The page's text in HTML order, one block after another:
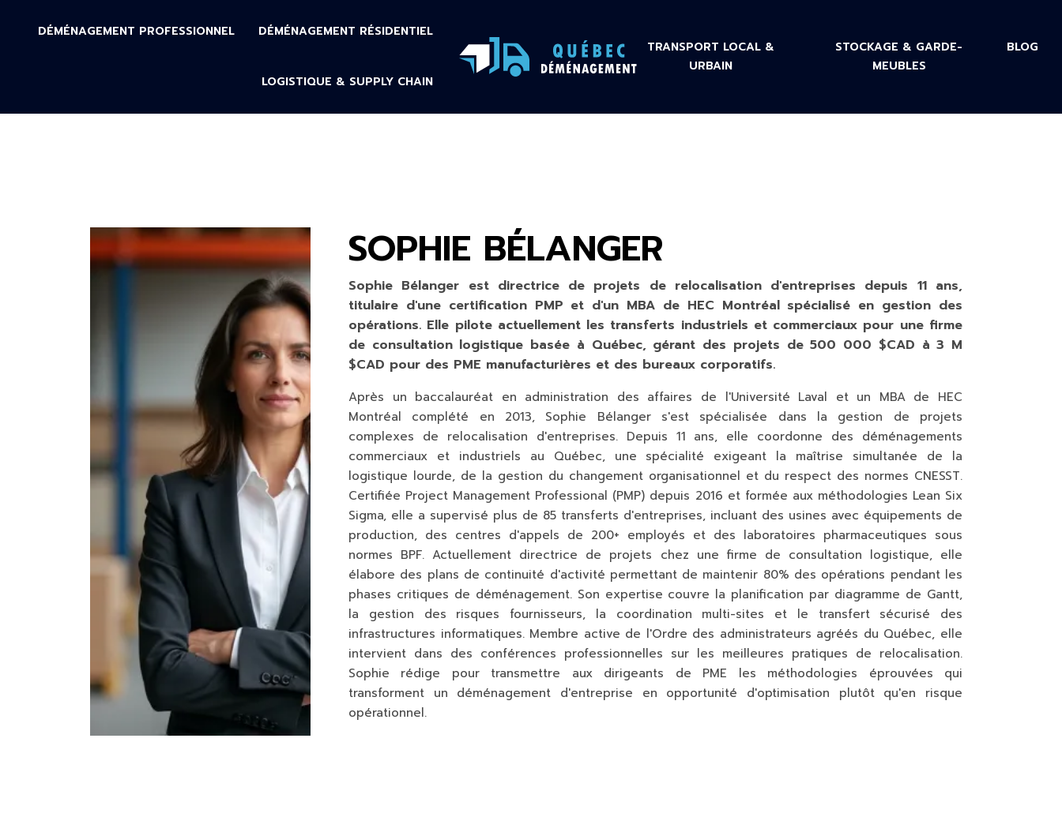
DÉMÉNAGEMENT RÉSIDENTIEL
DÉMÉNAGEMENT PROFESSIONNEL
LOGISTIQUE & SUPPLY CHAIN
TRANSPORT LOCAL &
URBAIN
STOCKAGE & GARDE-
MEUBLES
BLOG
SOPHIE BÉLANGER
Sophie Bélanger est directrice de projets de relocalisation d'entreprises depuis 11 ans,
titulaire d'une certification PMP et d'un MBA de HEC Montréal spécialisé en gestion des
opérations. Elle pilote actuellement les transferts industriels et commerciaux pour une firme
de consultation logistique basée à Québec, gérant des projets de 500 000 $CAD à 3 M
$CAD pour des PME manufacturières et des bureaux corporatifs.
Après un baccalauréat en administration des affaires de l'Université Laval et un MBA de HEC
Montréal complété en 2013, Sophie Bélanger s'est spécialisée dans la gestion de projets
complexes de relocalisation d'entreprises. Depuis 11 ans, elle coordonne des déménagements
commerciaux et industriels au Québec, une spécialité exigeant la maîtrise simultanée de la
logistique lourde, de la gestion du changement organisationnel et du respect des normes CNESST.
Certifiée Project Management Professional (PMP) depuis 2016 et formée aux méthodologies Lean Six
Sigma, elle a supervisé plus de 85 transferts d'entreprises, incluant des usines avec équipements de
production, des centres d'appels de 200+ employés et des laboratoires pharmaceutiques sous
normes BPF. Actuellement directrice de projets chez une firme de consultation logistique, elle
élabore des plans de continuité d'activité permettant de maintenir 80% des opérations pendant les
phases critiques de déménagement. Son expertise couvre la planification par diagramme de Gantt,
la gestion des risques fournisseurs, la coordination multi-sites et le transfert sécurisé des
infrastructures informatiques. Membre active de l'Ordre des administrateurs agréés du Québec, elle
intervient dans des conférences professionnelles sur les meilleures pratiques de relocalisation.
Sophie rédige pour transmettre aux dirigeants de PME les méthodologies éprouvées qui
transforment un déménagement d'entreprise en opportunité d'optimisation plutôt qu'en risque
opérationnel.